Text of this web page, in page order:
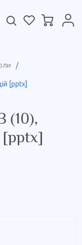
/
[pptx]
(10),
[pptx]